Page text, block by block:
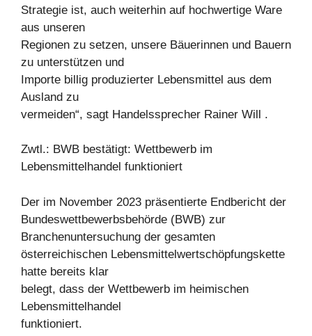
Strategie ist, auch weiterhin auf hochwertige Ware
aus unseren
Regionen zu setzen, unsere Bäuerinnen und Bauern
zu unterstützen und
Importe billig produzierter Lebensmittel aus dem
Ausland zu
vermeiden“, sagt Handelssprecher Rainer Will .
Zwtl.: BWB bestätigt: Wettbewerb im
Lebensmittelhandel funktioniert
Der im November 2023 präsentierte Endbericht der
Bundeswettbewerbsbehörde (BWB) zur
Branchenuntersuchung der gesamten
österreichischen Lebensmittelwertschöpfungskette
hatte bereits klar
belegt, dass der Wettbewerb im heimischen
Lebensmittelhandel
funktioniert.